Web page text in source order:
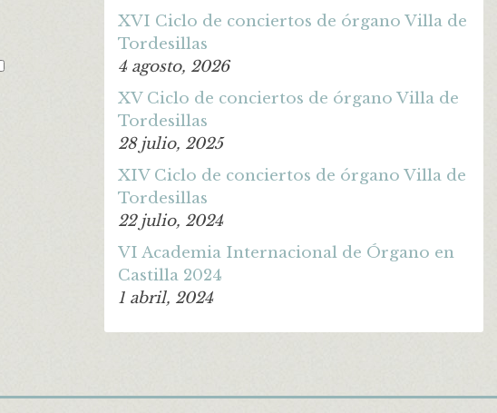
XVI Ciclo de conciertos de órgano Villa de
Tordesillas
4 agosto, 2026
XV Ciclo de conciertos de órgano Villa de
Tordesillas
28 julio, 2025
XIV Ciclo de conciertos de órgano Villa de
Tordesillas
22 julio, 2024
VI Academia Internacional de Órgano en
Castilla 2024
1 abril, 2024